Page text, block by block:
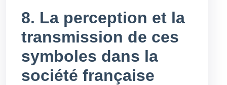
8. La perception et la
transmission de ces
symboles dans la
société française